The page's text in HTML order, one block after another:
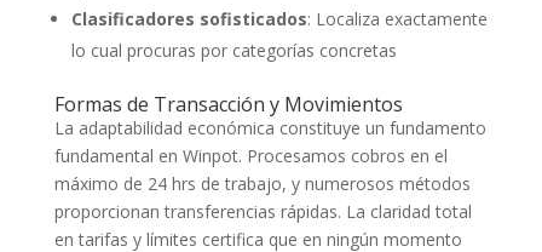
Clasificadores sofisticados: Localiza exactamente
lo cual procuras por categorías concretas
Formas de Transacción y Movimientos
La adaptabilidad económica constituye un fundamento
fundamental en Winpot. Procesamos cobros en el
máximo de 24 hrs de trabajo, y numerosos métodos
proporcionan transferencias rápidas. La claridad total
en tarifas y límites certifica que en ningún momento